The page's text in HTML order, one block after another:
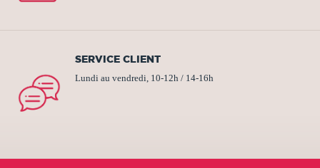
SERVICE CLIENT
Lundi au vendredi, 10-12h / 14-16h